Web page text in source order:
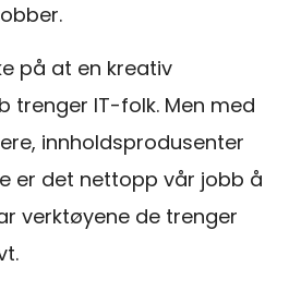
på at en kreativ
trenger IT-folk. Men med
innholdsprodusenter
er det nettopp vår jobb å
verktøyene de trenger